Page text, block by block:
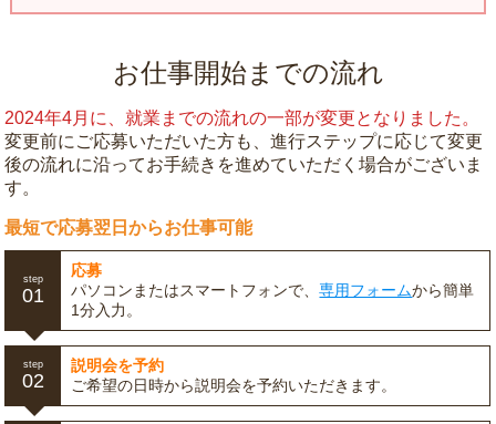
お仕事開始までの流れ
2024年4月に、就業までの流れの一部が変更となりました。
変更前にご応募いただいた方も、進行ステップに応じて変更
後の流れに沿ってお手続きを進めていただく場合がございま
す。
最短で応募翌日からお仕事可能
step
01
応募
パソコンまたはスマートフォンで、専用フォームから簡単
1分入力。
step
02
説明会を予約
ご希望の日時から説明会を予約いただきます。